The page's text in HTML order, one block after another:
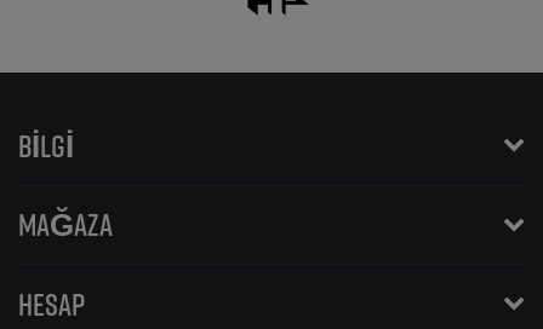
BILGI
MAĞAZA
HESAP